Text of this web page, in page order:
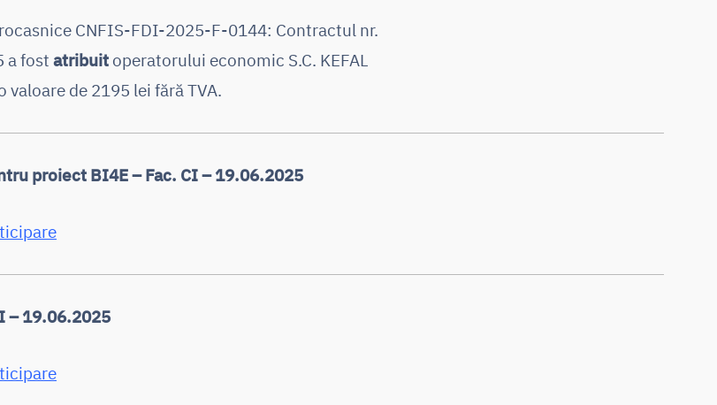
CNFIS-FDI-2025-F-0144: Contractul nr.
a fost atribuit operatorului economic S.C. KEFAL
valoare de 2195 lei fără TVA.
proiect BI4E – Fac. CI – 19.06.2025
– 19.06.2025